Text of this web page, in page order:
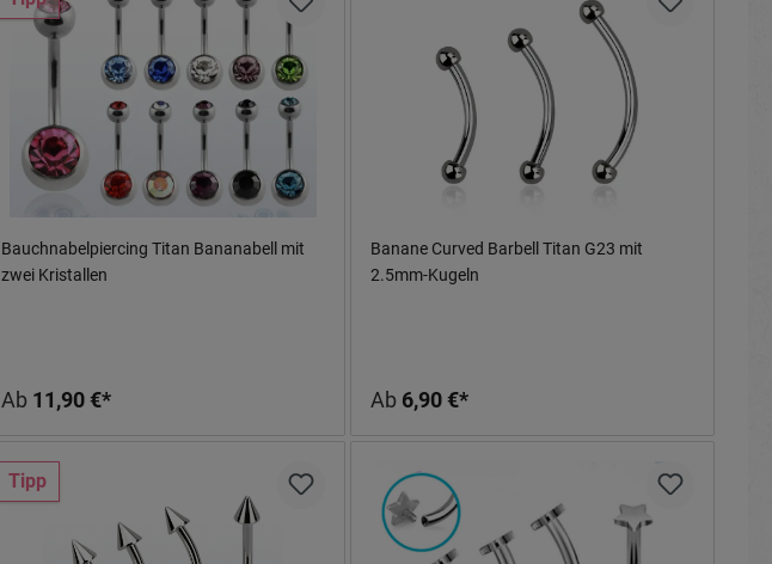
Bauchnabelpiercing Titan Bananabell mit
zwei Kristallen
Ab 11,90 €*
Banane Curved Barbell Titan G23 mit
2.5mm-Kugeln
Ab 6,90 €*
Tipp